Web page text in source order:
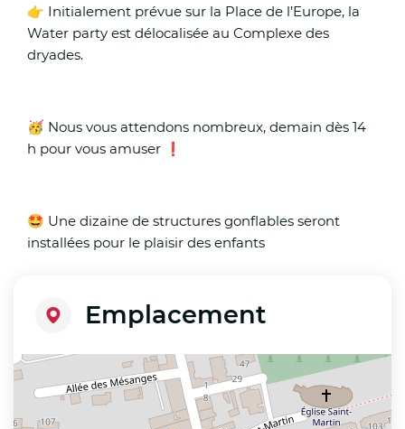
👉 Initialement prévue sur la Place de l’Europe, la
Water party est délocalisée au Complexe des
dryades.
🥳 Nous vous attendons nombreux, demain dès 14
h pour vous amuser ❗️
🤩 Une dizaine de structures gonflables seront
installées pour le plaisir des enfants
Emplacement
−